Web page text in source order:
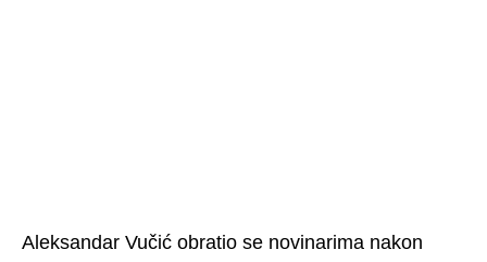
Aleksandar Vučić obratio se novinarima nakon